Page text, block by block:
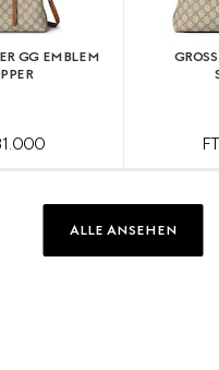
GG EMBLEM S
ALLE ANSEHEN